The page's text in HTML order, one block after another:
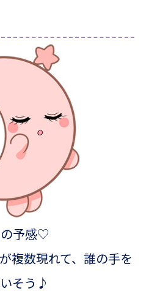
予感♡
複数現れて、誰の手を
そう♪